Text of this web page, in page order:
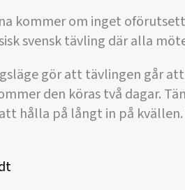
kommer om inget
svensk tävling där alla
gör att tävlingen går
den köras två dagar.
hålla på långt in på